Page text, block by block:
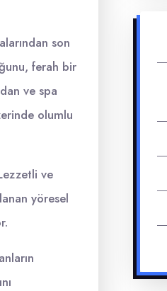
son
ferah bir
ve spa
olumlu
ve
yöresel